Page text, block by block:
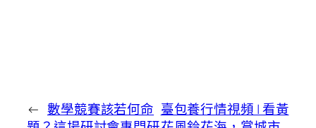
← 數學競賽該若何命 臺包養行情視頻 | 看黃